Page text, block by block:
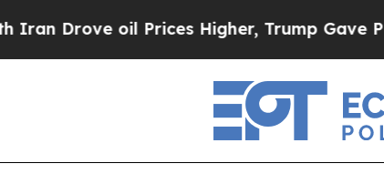
oil Prices Higher, Trump Gave